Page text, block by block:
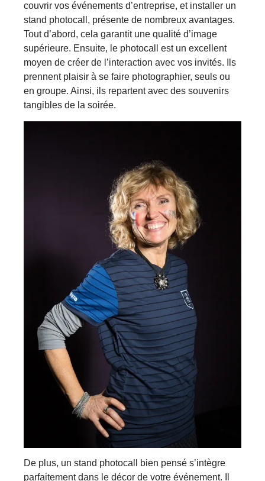
couvrir vos événements d’entreprise, et installer un
stand photocall, présente de nombreux avantages.
Tout d’abord, cela garantit une qualité d’image
supérieure. Ensuite, le photocall est un excellent
moyen de créer de l’interaction avec vos invités. Ils
prennent plaisir à se faire photographier, seuls ou
en groupe. Ainsi, ils repartent avec des souvenirs
tangibles de la soirée.
De plus, un stand photocall bien pensé s’intègre
parfaitement dans le décor de votre événement. Il